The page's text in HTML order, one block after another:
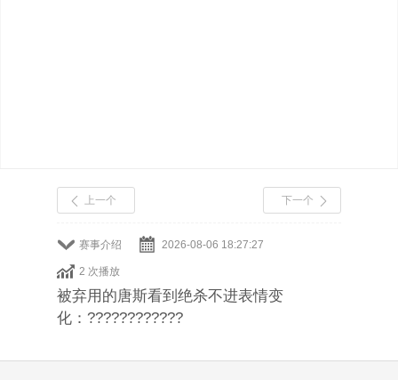
赛事介绍 2026-08-06 18:27:27
2 次播放
上一个 下一个
被弃用的唐斯看到绝杀不进表情变
化：????????????